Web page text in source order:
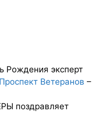
Рождения эксперт
Ветеранов –
поздравляет